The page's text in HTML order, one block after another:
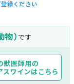
録ください
） です
獣医師用の
スワインはこちら